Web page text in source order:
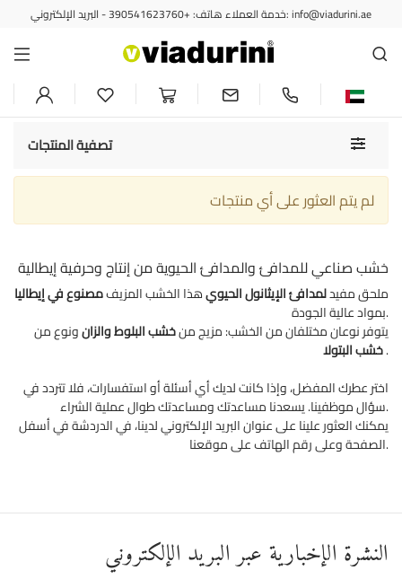
خدمة العملاء هاتف: +390541623760 - البريد الإلكتروني: info@viadurini.ae
مدافئ الإيثانول الحيوي
الخشب الصناعي للمدافئ
Toggle تصفية المنتجات
لم يتم العثور على أي منتجات
خشب صناعي للمدافئ والمدافئ الحيوية من إنتاج وحرفية إيطالية
ملحق مفيدلمدافئ الإيثانول الحيويهذا الخشب المزيفمصنوع في إيطاليا
بمواد عالية الجودة.
يتوفر نوعان مختلفان من الخشب: مزيج منخشب البلوط والزانونوع من
خشب البتولا.
اختر عطرك المفضل، وإذا كانت لديك أي أسئلة أو استفسارات، فلا تتردد في
سؤال موظفينا. يسعدنا مساعدتك ومساعدتك طوال عملية الشراء.
يمكنك العثور علينا على عنوان البريد الإلكتروني لدينا، في الدردشة في أسفل
الصفحة وعلى رقم الهاتف على موقعنا.
النشرة الإخبارية عبر البريد الإلكتروني